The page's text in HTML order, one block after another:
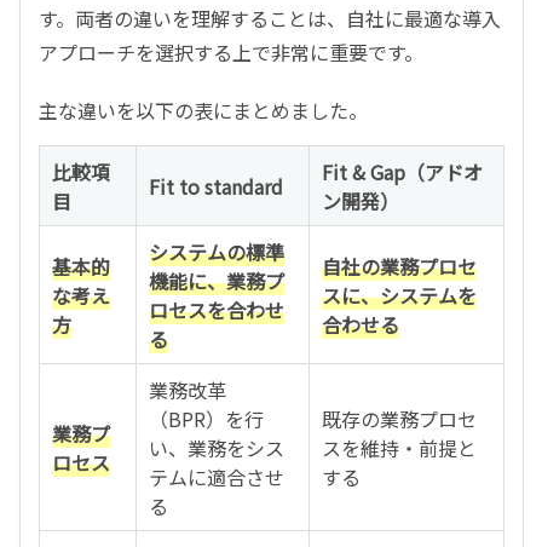
す。両者の違いを理解することは、自社に最適な導入
アプローチを選択する上で非常に重要です。
主な違いを以下の表にまとめました。
比較項
目
Fit to standard
Fit & Gap（アドオ
ン開発）
基本的
な考え
方
システムの標準
機能に、業務プ
ロセスを合わせ
る
自社の業務プロセ
スに、システムを
合わせる
業務プ
ロセス
業務改革
（BPR）を行
い、業務をシス
テムに適合させ
る
既存の業務プロセ
スを維持・前提と
する